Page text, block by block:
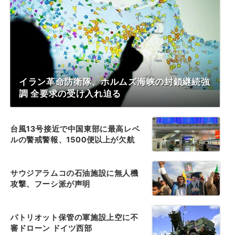
イラン革命防衛隊、ホルムズ海峡の封鎖継続強
調 全要求の受け入れ迫る
台風13号接近で中国東部に最高レベ
ルの警戒警報、1500便以上が欠航
サウジアラムコの石油施設に無人機
攻撃、フーシ派が声明
パトリオット保管の軍施設上空に不
審ドローン ドイツ西部